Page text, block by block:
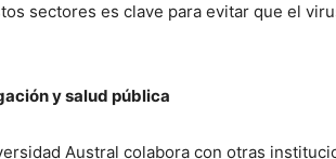
sectores es clave para evitar que el
y salud pública
Austral colabora con otras